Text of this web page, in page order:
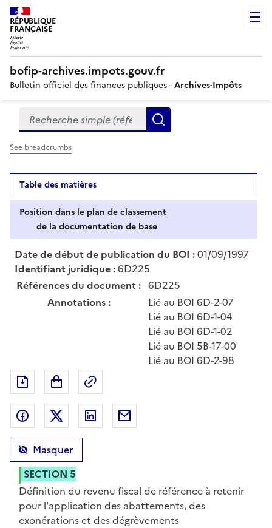
RÉPUBLIQUE
FRANÇAISE
bofip-archives.impots.gouv.fr
Bulletin officiel des finances publiques -Archives-Impôts
Formulaire
de
recherche
Recherche simple (références, mots clés, partie du
See breadcrumbs
Table des matières
Position dans le plan de classement
de la documentation de base
Date de début de publication du BOI :01/09/1997
Identifiant juridique :6D225
Références du document : 6D225
Annotations :
Lié au BOI 6D-2-07
Lié au BOI 6D-1-04
Lié au BOI 6D-1-02
Lié au BOI 5B-17-00
Lié au BOI 6D-2-98
Exporter le document au format pdf
Partager sur Facebook
Partager sur Twitter
Partager sur LinkedIn
Masquer
SECTION 5
Définition du revenu fiscal de référence à retenir
pour l'application des abattements, des
exonérations et des dégrèvements